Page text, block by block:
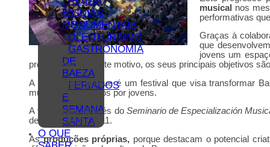
E GUIAS
MONUMENTAIS
OLEOTURISMO
GASTRONOMIA
DE
BAEZA
FERIADOS
E
SEMANA
SANTA
O QUE
musical nos
performativas
Graças à
que
jovens um
profissional. Por este motivo, os seus principais objetivos
A
juventude,porque é um festival que visa transformar
musicais compostos por jovens.
Aformação,através do Seminario de Especialización
decorrer desde 2011.
Asproduções próprias, porque destacam o potencial